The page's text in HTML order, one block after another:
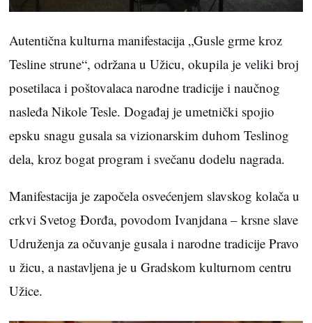
Autentična kulturna manifestacija „Gusle grme kroz
Tesline strune“, održana u Užicu, okupila je veliki broj
posetilaca i poštovalaca narodne tradicije i naučnog
nasleđa Nikole Tesle. Događaj je umetnički spojio
epsku snagu gusala sa vizionarskim duhom Teslinog
dela, kroz bogat program i svečanu dodelu nagrada.
Manifestacija je započela osvećenjem slavskog kolača u
crkvi Svetog Đorđa, povodom Ivanjdana – krsne slave
Udruženja za očuvanje gusala i narodne tradicije Pravo
u žicu, a nastavljena je u Gradskom kulturnom centru
Užice.